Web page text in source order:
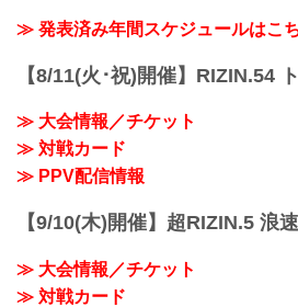
≫ 発表済み年間スケジュールはこ
【8/11(火･祝)開催】RIZIN.54
≫ 大会情報／チケット
≫ 対戦カード
≫ PPV配信情報
【9/10(木)開催】超RIZIN.5 浪
≫ 大会情報／チケット
≫ 対戦カード